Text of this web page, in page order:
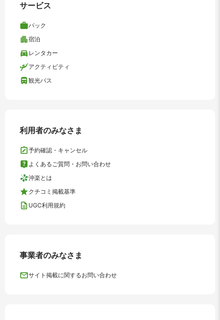
サービス
パック
宿泊
レンタカー
アクティビティ
観光バス
利用者のみなさま
予約確認・キャンセル
よくあるご質問・お問い合わせ
沖楽とは
クチコミ掲載基準
UGC利用規約
事業者のみなさま
サイト掲載に関するお問い合わせ